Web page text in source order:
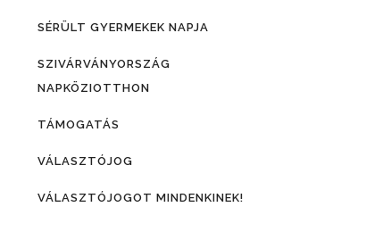
SÉRÜLT GYERMEKEK NAPJA
SZIVÁRVÁNYORSZÁG
NAPKÖZIOTTHON
TÁMOGATÁS
VÁLASZTÓJOG
VÁLASZTÓJOGOT MINDENKINEK!